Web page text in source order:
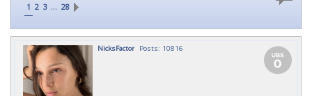
1 2 3 … 28
NicksFactor Posts: 10816